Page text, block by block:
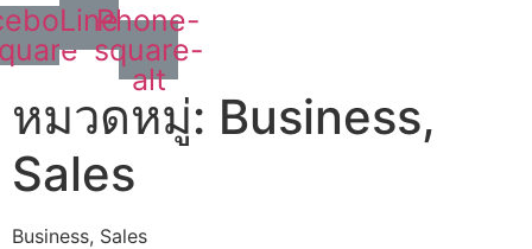
LinePhone-
square-
alt
หมวดหมู่: Business,
Sales
Business, Sales